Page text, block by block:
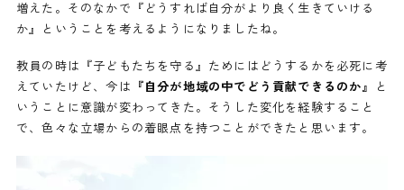
増えた。そのなかで『どうすれば自分がより良く生きていける
か』ということを考えるようになりましたね。
教員の時は『子どもたちを守る』ためにはどうするかを必死に考
えていたけど、今は 『自分が地域の中でどう貢献できるのか』
と
いうことに意識が変わってきた。そうした変化を経験すること
で、色々な立場からの着眼点を持つことができたと思います。